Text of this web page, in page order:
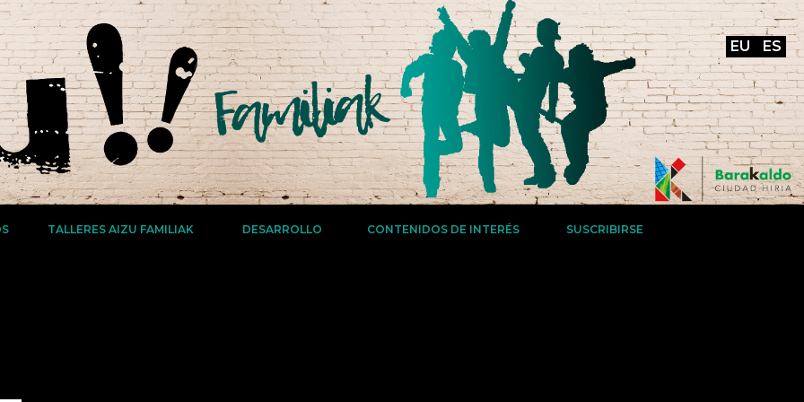
EU ES
TALLERES AIZU FAMILIAK DESARROLLO CONTENIDOS DE INTERÉS SUSCRIBIRSE